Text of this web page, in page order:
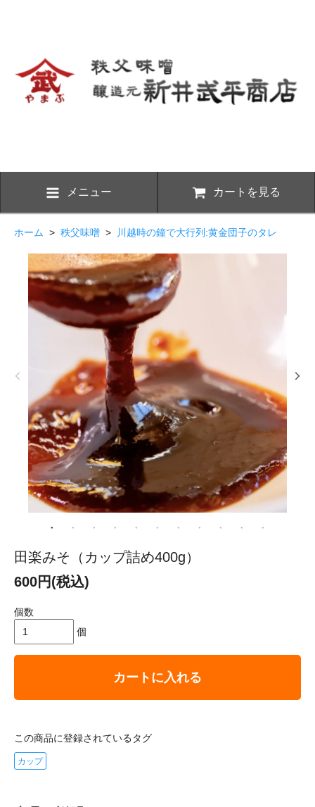
メニュー カートを見る
ホーム > 秩父味噌 > 川越時の鐘で大行列:黄金団子のタレ
田楽みそ（カップ詰め400g）
600円(税込)
個数
個
カートに入れる
この商品に登録されているタグ
カップ